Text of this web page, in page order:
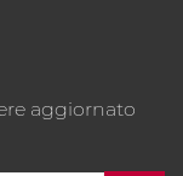
aggiornato